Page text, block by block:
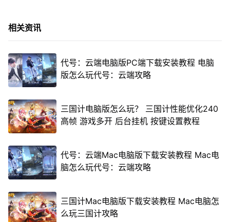
相关资讯
代号：云端电脑版PC端下载安装教程 电脑
版怎么玩代号：云端攻略
三国计电脑版怎么玩？ 三国计性能优化240
高帧 游戏多开 后台挂机 按键设置教程
代号：云端Mac电脑版下载安装教程 Mac电
脑怎么玩代号：云端攻略
三国计Mac电脑版下载安装教程 Mac电脑怎
么玩三国计攻略